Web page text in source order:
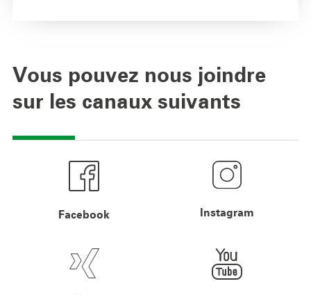
Vous pouvez nous joindre
sur les canaux suivants
Facebook Instagram